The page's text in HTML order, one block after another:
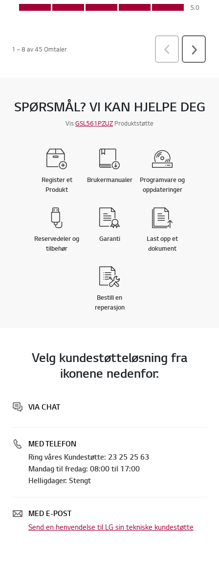
SPØRSMÅL? VI KAN HJELPE DEG
VisGSL561PZUZ Produktstøtte
Register et
Produkt
Brukermanualer
Programvare og
oppdateringer
Reservedeler og
tilbehør
Garanti
Last opp et
dokument
Bestill en
reperasjon
Velg kundestøtteløsning fra
ikonene nedenfor:
VIA CHAT
MED TELEFON
Ring våres Kundestøtte: 23 25 25 63
Mandag til fredag: 08:00 til 17:00
Helligdager: Stengt
MED E-POST
Send en henvendelse til LG sin tekniske kundestøtte